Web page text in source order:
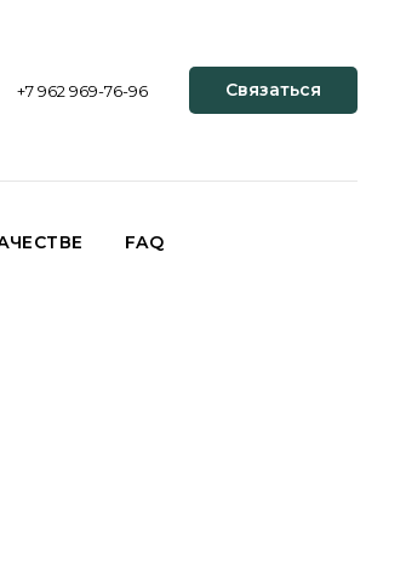
+7 962 969-76-96 Связаться
FAQ